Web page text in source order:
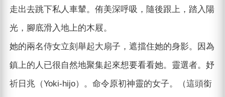
走出去跳下私人車輦。侑美深呼吸，隨後跟上，踏入陽
光，腳底滑入地上的木屐。
她的兩名侍女立刻舉起大扇子，遮擋住她的身影。因為
鎮上的人已很自然地聚集起來想要看看她。靈選者。妤
祈日兆（Yoki-hijo）。命令原初神靈的女子。（這頭銜